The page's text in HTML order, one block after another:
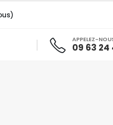
APPELEZ-
09 63 24